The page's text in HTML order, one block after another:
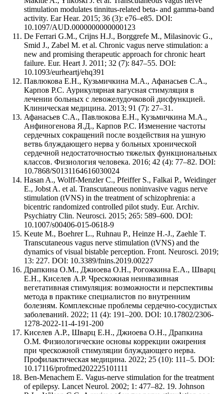
stimulation modulates tinnitus-related beta- and gamma-band
activity. Ear Hear. 2015; 36 (3): e76–e85. DOI:
10.1097/AUD.0000000000000123
De Ferrari G.M., Crijns H.J., Borggrefe M., Milasinovic G.,
Smid J., Zabel M. et al. Chronic vagus nerve stimulation: a
new and promising therapeutic approach for chronic heart
failure. Eur. Heart J. 2011; 32 (7): 847–55. DOI:
10.1093/eurheartj/ehq391
Павлюкова Е.Н., Кузьмичкина М.А., Афанасьев С.А.,
Карпов Р.С. Аурикулярная вагусная стимуляция в
лечении больных с левожелудочковой дисфункцией.
Клиническая медицина. 2013; 91 (7): 27–31.
Афанасьев С.А., Павлюкова Е.Н., Кузьмичкина М.А.,
Анфиногенова Я.Д., Карпов Р.С. Изменение частоты
сердечных сокращений после воздействия на ушную
ветвь блуждающего нерва у больных хронической
сердечной недостаточностью тяжелых функциональных
классов. Физиология человека. 2016; 42 (4): 77–82. DOI:
10.7868/S0131164616030024
Hasan A., Wolff-Menzler C., Pfeiffer S., Falkai P., Weidinger
E., Jobst A. et al. Transcutaneous noninvasive vagus nerve
stimulation (tVNS) in the treatment of schizophrenia: a
bicentric randomized controlled pilot study. Eur. Archiv.
Psychiatry Clin. Neurosci. 2015; 265: 589–600. DOI:
10.1007/s00406-015-0618-9
Keute M., Boehrer L., Ruhnau P., Heinze H.-J., Zaehle T.
Transcutaneous vagus nerve stimulation (tVNS) and the
dynamics of visual bistable perception. Front. Neurosci. 2019;
13: 227. DOI: 10.3389/fnins.2019.00227
Драпкина О.М., Джиоева О.Н., Рогожкина Е.А., Шварц
Е.Н., Киселев А.Р. Чрескожная неинвазивная
вегетативная стимуляция: возможности и перспективы
метода в практике специалистов по внутренним
болезням. Комплексные проблемы сердечно-сосудистых
заболеваний. 2022; 11 (4): 191–200. DOI: 10.17802/2306-
1278-2022-11-4-191-200
Киселев А.Р., Шварц Е.Н., Джиоева О.Н., Драпкина
О.М. Физиологические основы коррекции ожирения
при чрескожной стимуляции блуждающего нерва.
Профилактическая медицина. 2022; 25 (10): 111–5. DOI:
10.17116/profmed202225101111
Ben-Menachem E. Vagus-nerve stimulation for the treatment
of epilepsy. Lancet Neurol. 2002; 1: 477–82. 19. Johnson